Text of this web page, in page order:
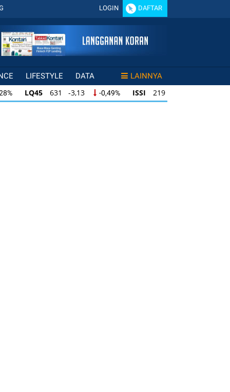
LOGIN DAFTAR
LIFESTYLE DATA LAINNYA
LQ45 631 -3,13 -0,49% ISSI 219 -0,63
LQ45 631 -3,13 -0,49% ISSI 219 -0,63